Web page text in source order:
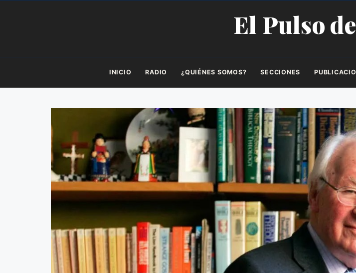
El Pulso
INICIO RADIO ¿QUIÉNES SOMOS? SECCIONES